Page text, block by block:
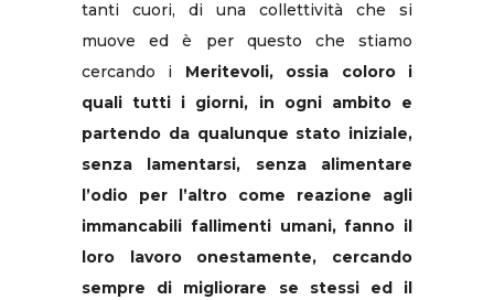
tanti cuori, di una collettività che si
muove ed è per questo che stiamo
cercando i Meritevoli, ossia coloro i
quali tutti i giorni, in ogni ambito e
partendo da qualunque stato iniziale,
senza lamentarsi, senza alimentare
l’odio per l’altro come reazione agli
immancabili fallimenti umani, fanno il
loro lavoro onestamente, cercando
sempre di migliorare se stessi ed il